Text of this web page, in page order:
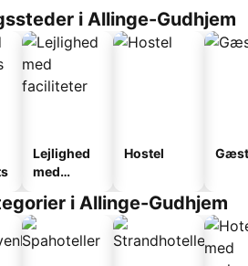
i Allinge-Gudhjem
Lejlighed
med
Hostel
i Allinge-Gudhjem